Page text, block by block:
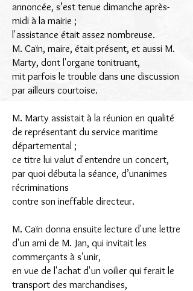
annoncée, s’est tenue dimanche après-
midi à la mairie ;
l'assistance était assez nombreuse.
M. Caïn, maire, était présent, et aussi M.
Marty, dont l'organe tonitruant,
mit parfois le trouble dans une discussion
par ailleurs courtoise.
M. Marty assistait à la réunion en qualité
de représentant du service maritime
départemental ;
ce titre lui valut d'entendre un concert,
par quoi débuta la séance, d’unanimes
récriminations
contre son ineffable directeur.
M. Caïn donna ensuite lecture d'une lettre
d'un ami de M. Jan, qui invitait les
commerçants à s'unir,
en vue de l'achat d'un voilier qui ferait le
transport des marchandises,